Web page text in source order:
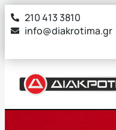
στο
περιεχόμενο
210 413 3810
info@diakrotima.gr